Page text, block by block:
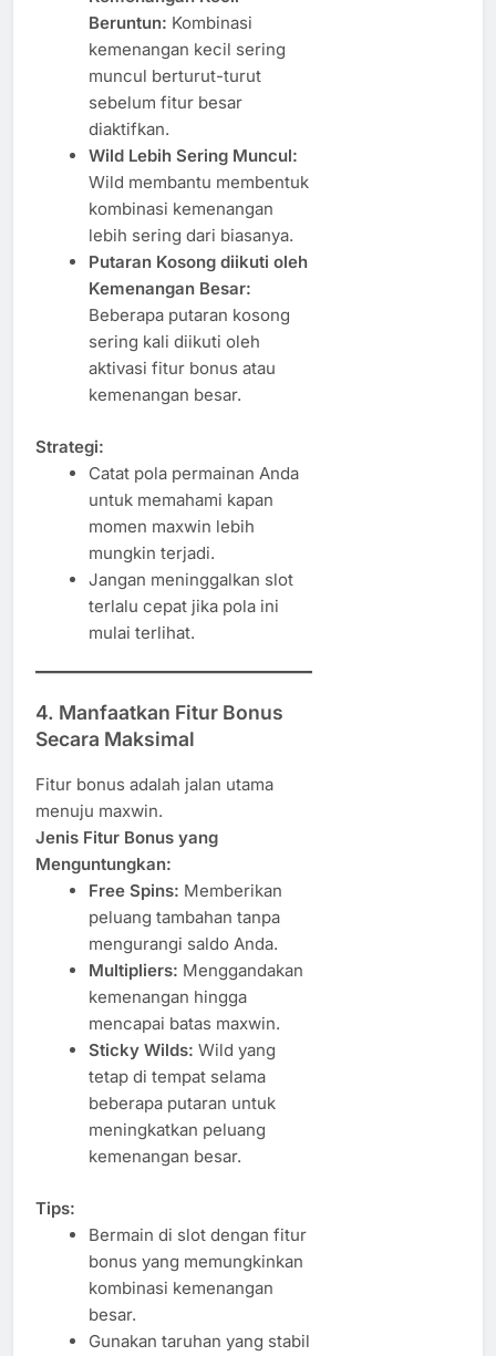
Beruntun: Kombinasi
kemenangan kecil sering
muncul berturut-turut
sebelum fitur besar
diaktifkan.
Wild Lebih Sering Muncul:
Wild membantu membentuk
kombinasi kemenangan
lebih sering dari biasanya.
Putaran Kosong diikuti oleh
Kemenangan Besar:
Beberapa putaran kosong
sering kali diikuti oleh
aktivasi fitur bonus atau
kemenangan besar.
Strategi:
Catat pola permainan Anda
untuk memahami kapan
momen maxwin lebih
mungkin terjadi.
Jangan meninggalkan slot
terlalu cepat jika pola ini
mulai terlihat.
4. Manfaatkan Fitur Bonus
Secara Maksimal
Fitur bonus adalah jalan utama
menuju maxwin.
Jenis Fitur Bonus yang
Menguntungkan:
Free Spins: Memberikan
peluang tambahan tanpa
mengurangi saldo Anda.
Multipliers: Menggandakan
kemenangan hingga
mencapai batas maxwin.
Sticky Wilds: Wild yang
tetap di tempat selama
beberapa putaran untuk
meningkatkan peluang
kemenangan besar.
Tips:
Bermain di slot dengan fitur
bonus yang memungkinkan
kombinasi kemenangan
besar.
Gunakan taruhan yang stabil